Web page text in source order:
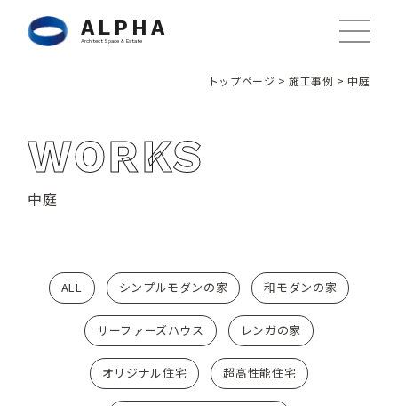
ALPHA
Architect Space & Estate
トップページ >施工事例 > 中庭
WORKS
中庭
ALL シンプルモダンの家 和モダンの家
サーファーズハウス レンガの家
オリジナル住宅 超高性能住宅